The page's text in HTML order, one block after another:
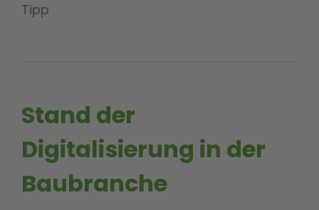
Tipp
Stand der
Digitalisierung in der
Baubranche